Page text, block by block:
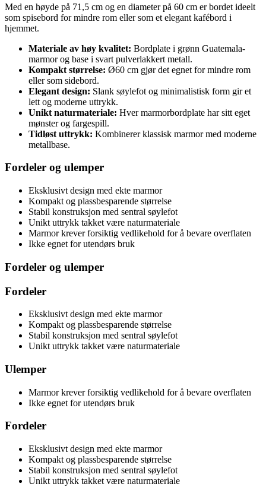
Med en høyde på 71,5 cm og en diameter på 60 cm er bordet ideelt
som spisebord for mindre rom eller som et elegant kafébord i
hjemmet.
Materiale av høy kvalitet: Bordplate i grønn Guatemala-
marmor og base i svart pulverlakkert metall.
Kompakt størrelse: Ø60 cm gjør det egnet for mindre rom
eller som sidebord.
Elegant design: Slank søylefot og minimalistisk form gir et
lett og moderne uttrykk.
Unikt naturmateriale: Hver marmorbordplate har sitt eget
mønster og fargespill.
Tidløst uttrykk: Kombinerer klassisk marmor med moderne
metallbase.
Fordeler og ulemper
Eksklusivt design med ekte marmor
Kompakt og plassbesparende størrelse
Stabil konstruksjon med sentral søylefot
Unikt uttrykk takket være naturmateriale
Marmor krever forsiktig vedlikehold for å bevare overflaten
Ikke egnet for utendørs bruk
Fordeler og ulemper
Fordeler
Eksklusivt design med ekte marmor
Kompakt og plassbesparende størrelse
Stabil konstruksjon med sentral søylefot
Unikt uttrykk takket være naturmateriale
Ulemper
Marmor krever forsiktig vedlikehold for å bevare overflaten
Ikke egnet for utendørs bruk
Fordeler
Eksklusivt design med ekte marmor
Kompakt og plassbesparende størrelse
Stabil konstruksjon med sentral søylefot
Unikt uttrykk takket være naturmateriale